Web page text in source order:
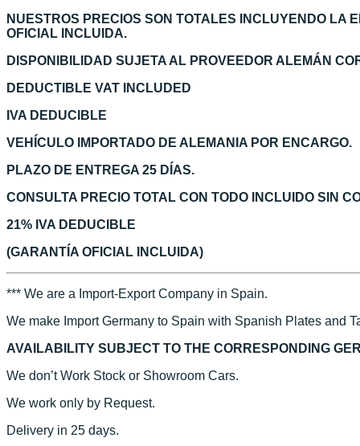
NUESTROS PRECIOS SON TOTALES INCLUYENDO LA
OFICIAL INCLUIDA.
DISPONIBILIDAD SUJETA AL PROVEEDOR ALEMÁN
DEDUCTIBLE VAT INCLUDED
IVA DEDUCIBLE
VEHÍCULO IMPORTADO DE ALEMANIA POR ENCARGO.
PLAZO DE ENTREGA 25 DÍAS.
CONSULTA PRECIO TOTAL CON TODO INCLUIDO SIN
21% IVA DEDUCIBLE
(GARANTÍA OFICIAL INCLUIDA)
*** We are a Import-Export Company in Spain.
We make Import Germany to Spain with Spanish Plates and
AVAILABILITY SUBJECT TO THE CORRESPONDING
We don’t Work Stock or Showroom Cars.
We work only by Request.
Delivery in 25 days.